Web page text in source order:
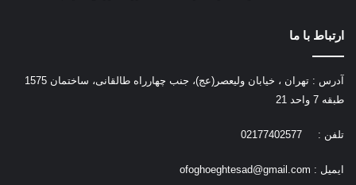
ارتباط با ما
آدرس : تهران ، خیابان ولیعصر(عج)، جنب چهارراه طالقانی، ساختمان 1575
طبقه 7 واحد 21
تلفن : 02177402577
ایمیل : ofoghoeghtesad@gmail.com